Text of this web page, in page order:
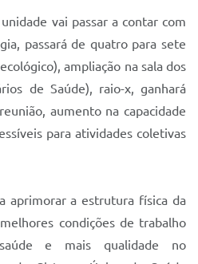
vai passar a contar com
passará de quatro para sete
ampliação na sala dos
de Saúde), raio-x, ganhará
aumento na capacidade
para atividades coletivas
aprimorar a estrutura física da
condições de trabalho
e mais qualidade no